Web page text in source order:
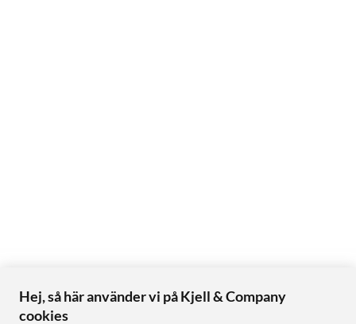
Hej, så här använder vi på Kjell & Company
cookies